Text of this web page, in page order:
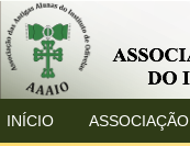
INÍCIO ASSOCIAÇÃO